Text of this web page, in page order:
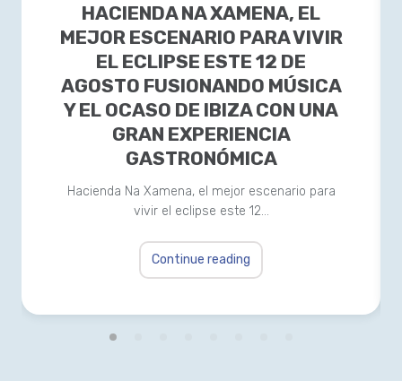
HACIENDA NA XAMENA, EL
MEJOR ESCENARIO PARA VIVIR
EL ECLIPSE ESTE 12 DE
AGOSTO FUSIONANDO MÚSICA
Y EL OCASO DE IBIZA CON UNA
GRAN EXPERIENCIA
GASTRONÓMICA
Hacienda Na Xamena, el mejor escenario para
vivir el eclipse este 12…
Continue reading